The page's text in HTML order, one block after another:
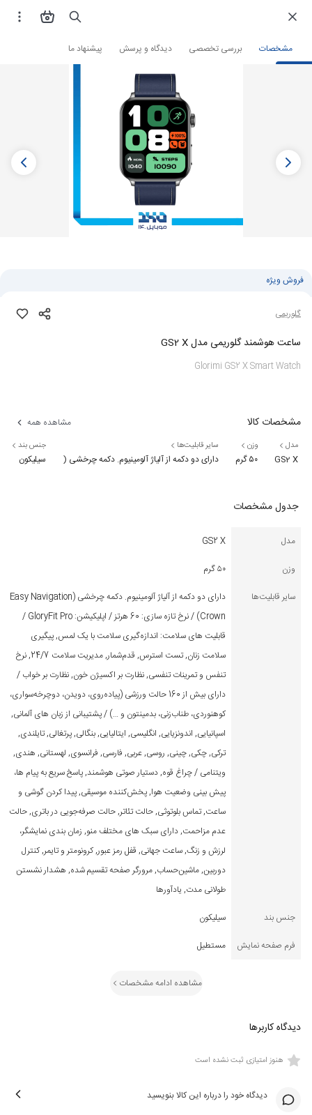
مشخصات بررسی تخصصی دیدگاه و پرسش پیشنهاد ما فروشگاه اینترنتی ساعت و مچ بند هوشمند ساعت هوشمند ساعت هوشمند
فروش ویژه
گلوریمی
ساعت هوشمند گلوریمی مدل GS2 X
Glorimi GS2 X Smart Watch
مشخصات کالا مشاهده همه
مدل
GS2 X
وزن
۵۰ گرم
سایر قابلیت‌ها
دارای دو دکمه از آلیاژ آلومینیوم. دکمه چرخشی (Easy Navigation Crown) / نرخ تازه‌ سازی: 60 هرتز / اپلیکیشن: GloryFit Pro / قابلیت ‌های سلامت: اندازه‌گیری سلامت با یک لمس, پیگیری سلامت زنان, تست استرس, قدم‌شمار, مدیریت سلامت 24/7, نرخ تنفس و تمرینات تنفسی, نظارت بر اکسیژن خون, نظارت بر خواب / دارای بیش از 160 حالت ورزشی (پیاده‌روی، دویدن، دوچرخه‌سواری، کوهنوردی، طناب‌زنی، بدمینتون و …) / پشتیبانی از زبان های آلمانی, اسپانیایی, اندونزیایی, انگلیسی, ایتالیایی, بنگالی, پرتغالی, تایلندی, ترکی, چکی, چینی, روسی, عربی, فارسی, فرانسوی, لهستانی, هندی, ویتنامی / چراغ قوه, دستیار صوتی هوشمند, پاسخ سریع به پیام ‌ها، پیش ‌بینی وضعیت هوا, پخش‌کننده موسیقی, پیدا کردن گوشی و ساعت, تماس بلوتوثی, حالت تئاتر, حالت صرفه‌جویی در باتری, حالت عدم مزاحمت, دارای سبک ‌های مختلف منو, زمان ‌بندی نمایشگر، لرزش و زنگ, ساعت جهانی, قفل رمز عبور, کرونومتر و تایمر, کنترل دوربین, ماشین‌حساب, مرورگر صفحه تقسیم شده, هشدار نشستن طولانی‌ مدت, یادآور‌ها
جنس بند
سیلیکون
جدول مشخصات
مدل
GS2 X
وزن
۵۰ گرم
سایر قابلیت‌ها
دارای دو دکمه از آلیاژ آلومینیوم. دکمه چرخشی (Easy Navigation
Crown) / نرخ تازه‌ سازی: 60 هرتز / اپلیکیشن: GloryFit Pro /
قابلیت ‌های سلامت: اندازه‌گیری سلامت با یک لمس, پیگیری
سلامت زنان, تست استرس, قدم‌شمار, مدیریت سلامت 24/7, نرخ
تنفس و تمرینات تنفسی, نظارت بر اکسیژن خون, نظارت بر خواب /
دارای بیش از 160 حالت ورزشی (پیاده‌روی، دویدن، دوچرخه‌سواری،
کوهنوردی، طناب‌زنی، بدمینتون و …) / پشتیبانی از زبان های آلمانی,
اسپانیایی, اندونزیایی, انگلیسی, ایتالیایی, بنگالی, پرتغالی, تایلندی,
ترکی, چکی, چینی, روسی, عربی, فارسی, فرانسوی, لهستانی, هندی,
ویتنامی / چراغ قوه, دستیار صوتی هوشمند, پاسخ سریع به پیام ‌ها،
پیش ‌بینی وضعیت هوا, پخش‌کننده موسیقی, پیدا کردن گوشی و
ساعت, تماس بلوتوثی, حالت تئاتر, حالت صرفه‌جویی در باتری, حالت
عدم مزاحمت, دارای سبک ‌های مختلف منو, زمان ‌بندی نمایشگر،
لرزش و زنگ, ساعت جهانی, قفل رمز عبور, کرونومتر و تایمر, کنترل
دوربین, ماشین‌حساب, مرورگر صفحه تقسیم شده, هشدار نشستن
طولانی‌ مدت, یادآور‌ها
جنس بند
سیلیکون
فرم صفحه نمایش
مستطیل
مشاهده ادامه مشخصات
دیدگاه کاربرها
هنوز امتیازی ثبت نشده است
دیدگاه خود را درباره این کالا بنویسید